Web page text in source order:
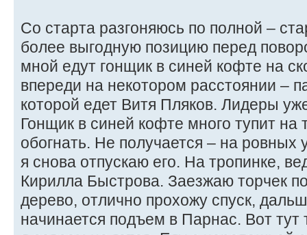
Со старта разгоняюсь по полной –
более выгодную позицию перед
мной едут гонщик в синей кофте на
впереди на некотором расстоянии –
которой едет Витя Пляков. Лидеры
Гонщик в синей кофте много тупит на
обогнать. Не получается – на ровных
я снова отпускаю его. На тропинке,
Кирилла Быстрова. Заезжаю торчек
дерево, отлично прохожу спуск,
начинается подъем в Парнас. Вот тут